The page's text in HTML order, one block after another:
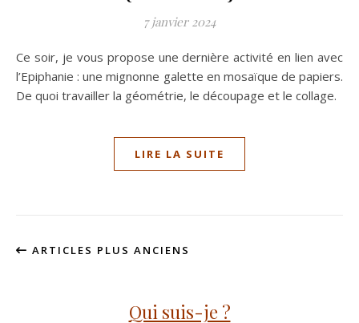
7 janvier 2024
Ce soir, je vous propose une dernière activité en lien avec
l’Epiphanie : une mignonne galette en mosaïque de papiers.
De quoi travailler la géométrie, le découpage et le collage.
LIRE LA SUITE
ARTICLES PLUS ANCIENS
Qui suis-je ?